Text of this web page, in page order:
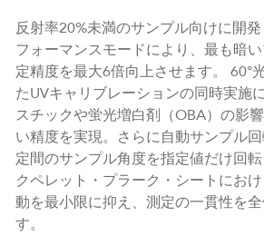
反射率20%未満のサンプル向けに開
フォーマンスモードにより、最も暗
定精度を最大6倍向上させます。 60°
たUVキャリブレーションの同時実施
スチックや蛍光増白剤（OBA）の影
い精度を実現。さらに自動サンプル
定間のサンプル角度を指定値だけ回
クペレット・プラーク・シートにお
動を最小限に抑え、測定の一貫性を
す。